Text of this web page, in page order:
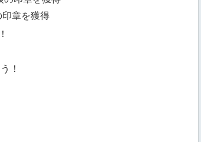
章を獲得
！